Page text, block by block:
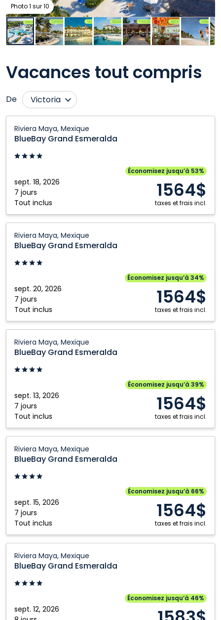
Photo 1 sur 10
Vacances tout compris
De
Victoria
Edmonton
Fort McMurray
Kamloops
Kelowna
Montréal
Nanaimo
Saskatoon
Toronto
Vancouver
Winnipeg
Riviera Maya, Mexique
BlueBay Grand Esmeralda
sept. 18, 2026
7 jours
Tout inclus
Économisez jusqu’à 53%
1564$
taxes et frais incl.
Grand
Esmeralda:
Riviera
Mexique
Riviera Maya, Mexique
BlueBay Grand Esmeralda
sept. 20, 2026
7 jours
Tout inclus
Économisez jusqu’à 34%
1564$
taxes et frais incl.
Grand
Esmeralda:
Riviera
Mexique
Riviera Maya, Mexique
BlueBay Grand Esmeralda
sept. 13, 2026
7 jours
Tout inclus
Économisez jusqu’à 39%
1564$
taxes et frais incl.
Grand
Esmeralda:
Riviera
Mexique
Riviera Maya, Mexique
BlueBay Grand Esmeralda
sept. 15, 2026
7 jours
Tout inclus
Économisez jusqu’à 66%
1564$
taxes et frais incl.
Grand
Esmeralda:
Riviera
Mexique
Riviera Maya, Mexique
BlueBay Grand Esmeralda
sept. 12, 2026
Économisez jusqu’à 46%
Grand
Esmeralda:
Riviera
Mexique